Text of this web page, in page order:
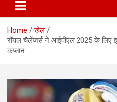
Home
खेल
रॉयल चैलेंजर्स ने आईपीएल 2025 के लिए
कप्‍तान